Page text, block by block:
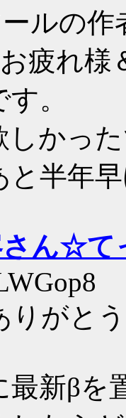
ルの作
疲れ
。
しかっ
と半年
さん☆て
りがと
最新βを